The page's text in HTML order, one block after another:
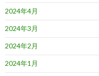
2024年4月
2024年3月
2024年2月
2024年1月